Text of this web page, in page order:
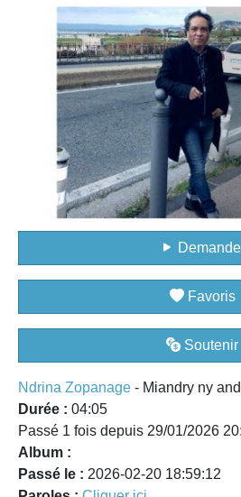
Favoris
Soutenir
Ndrina Zopanage - Miandry ny
Durée : 04:05
Passé 1 fois depuis 29/01/2026
Album :
Passé le : 2026-02-20 18:59:12